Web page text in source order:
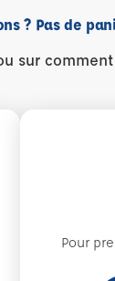
? Pas de
sur
Pour